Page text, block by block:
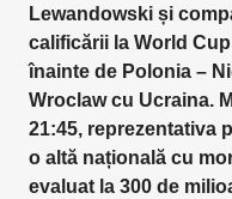
Lewandowski și
calificării la World
înainte de Polonia –
Wroclaw cu Ucraina.
21:45, reprezentativa
o altă națională cu
evaluat la 300 de